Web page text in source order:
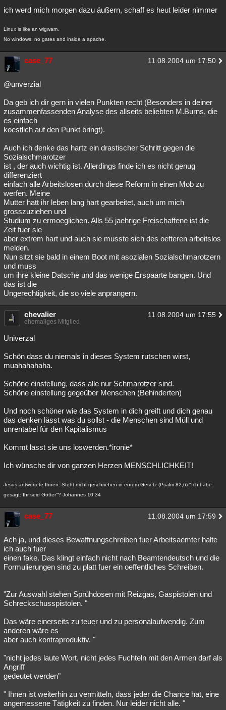
ich werd mich morgen dazu äußern, schaff es heut leider nimmer
Linux is like an wigwam.
No windows, no gates and inside a apache.
case_77 11.08.2004 um 17:50
@unverzial
Da geb ich dir gern in vielen Punkten recht (Besonders in deiner
zusammenfassenden Analyse des allseits beliebten M.Burns, die
es einfach
koestlich auf den Punkt bringt).
Auch ich denke das hartz ein drastischer Schritt gegen die
Sozialschmarotzer
ist , der auch wichtig ist. Allerdings finde ich es nicht genug
differenziert
einfach alle Arbeitslosen durch diese Reform in einen Mob zu
werfen. Meine
Mutter hatt ihr leben lang hart gearbeitet, auch um mich
grosszuziehen und
Studium zu ermoeglichen. Alls 55 jaehrige Freischaffene ist die
Zeit fuer sie
aber extrem hart und auch sie musste sich des oefteren arbeitslos
melden.
Nun sitzt sie bald in einem Boot mit asozialen Sozialschmarotzern
und muss
um ihre kleine Datsche und das wenige Erspaarte bangen. Und
das ist die
Ungerechtigkeit, die so viele anprangern.
chevalier 11.08.2004 um 17:55
ehemaliges Mitglied
Univerzal
Schön dass du niemals in dieses System rutschen wirst,
muahahahaha.
Schöne einstellung, dass alle nur Schmarotzer sind.
Schöne einstellung gegeüber Menschen (Behinderten)
Und noch schöner wie das System in dich greift und dich genau
das denken lässt was du sollst - die Menschen sind Müll und
unrentabel für den Kapitalismus
Kommt lasst sie uns loswerden.*ironie*
Ich wünsche dir von ganzen Herzen MENSCHLICHKEIT!
Jesus antwortete Ihnen: Steht nicht geschrieben in eurem Gesetz (Psalm 82,6):"Ich habe
gesagt: Ihr seid Götter"? Johannes 10,34
case_77 11.08.2004 um 17:59
Ach ja, und dieses Bewaffnungschreiben fuer Arbeitsaemter halte
ich auch fuer
einen fake. Das klingt einfach nicht nach Beamtendeutsch und die
Formulierungen sind zu platt fuer ein oeffentliches Schreiben.
"Zur Auswahl stehen Sprühdosen mit Reizgas, Gaspistolen und
Schreckschusspistolen. "
Das wäre einerseits zu teuer und zu personalaufwendig. Zum
anderen wäre es
aber auch kontraproduktiv. "
"nicht jedes laute Wort, nicht jedes Fuchteln mit den Armen darf als
Angriff
gedeutet werden"
" Ihnen ist weiterhin zu vermitteln, dass jeder die Chance hat, eine
angemessene Tätigkeit zu finden. Nur leider nicht alle. "